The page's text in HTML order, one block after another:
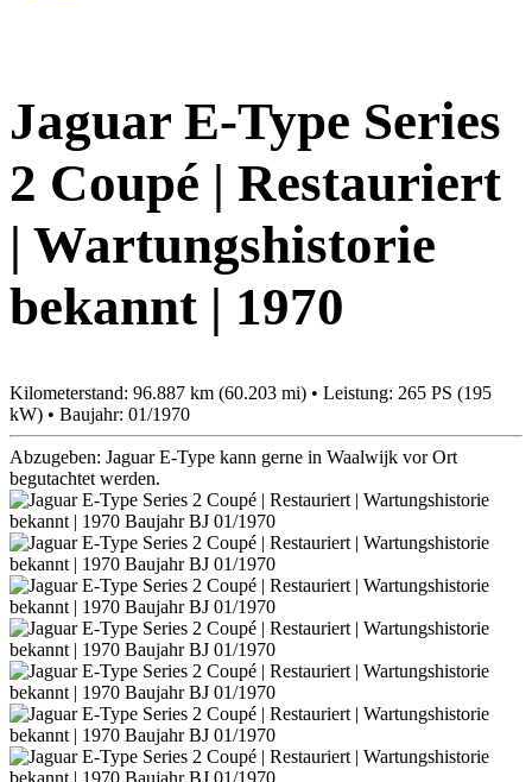
Jaguar E-Type Series
2 Coupé | Restauriert
| Wartungshistorie
bekannt | 1970
Kilometerstand: 96.887 km (60.203 mi) • Leistung: 265 PS (195
kW) • Baujahr: 01/1970
Abzugeben: Jaguar E-Type kann gerne in Waalwijk vor Ort
begutachtet werden.